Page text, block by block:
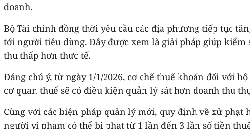
doanh.
Bộ Tài chính đồng thời yêu cầu các địa phương tiếp tục
tới người tiêu dùng. Đây được xem là giải pháp giúp kiểm
thu thấp hơn thực tế.
Đáng chú ý, từ ngày 1/1/2026, cơ chế thuế khoán đối với
cơ quan thuế sẽ có điều kiện quản lý sát hơn doanh thu
Cùng với các biện pháp quản lý mới, quy định về xử phạt
người vi phạm có thể bị phạt từ 1 lần đến 3 lần số tiền